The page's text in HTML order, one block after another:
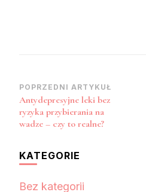
Nawigacja
wpisu
POPRZEDNI ARTYKUŁ
Antydepresyjne leki bez
ryzyka przybierania na
wadze – czy to realne?
KATEGORIE
Bez kategorii